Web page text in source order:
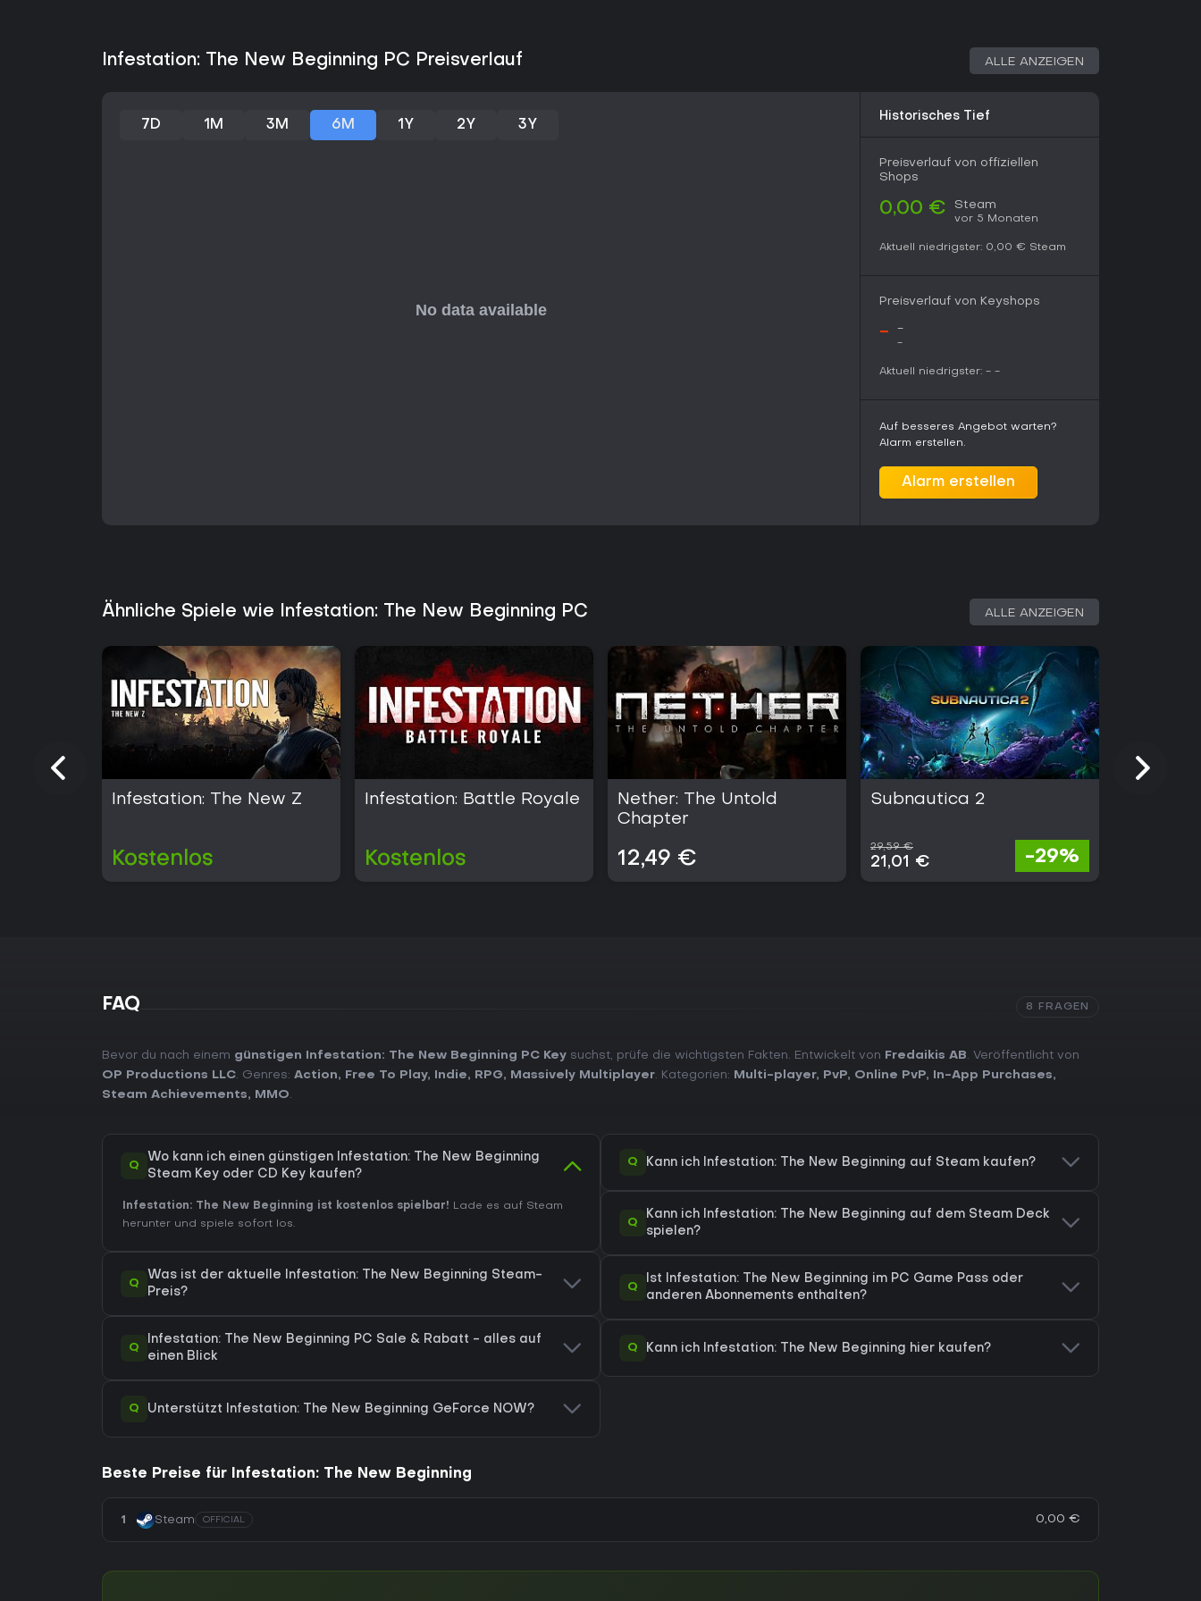
Vielfältige Zombie-Bedrohungen und Loot-Spots
Wenn ihr Hardcore-Survival-Spiele mit hohen Einsätzen und Multiplayer-
als Free to Play. Die Resonanz ist jedoch gemischt: Von 11.037 User-Reviews sind
31 % positiv, aktuelle liegen bei 26 % aus 15 Bewertungen. Es passt zu Gruppen-
polierte Erlebnisse sucht - wegen der rauen Kanten. Für Zombie-Survival-Fans in
Infestation: The New Beginning PC Preisverlauf ALLE ANZEIGEN
7D 1M 3M 6M 1Y 2Y 3Y
Historisches Tief
Preisverlauf von offiziellen
Shops
0,00 € Steam
vor 5 Monaten
Aktuell niedrigster: 0,00 € Steam
Preisverlauf von Keyshops
- -
-
Aktuell niedrigster: - -
Auf besseres Angebot warten?
Alarm erstellen.
Alarm erstellen
Ähnliche Spiele wie Infestation: The New Beginning PC ALLE ANZEIGEN
Infestation: The New Z
Kostenlos
Infestation: Battle Royale
Kostenlos
Nether: The Untold
Chapter
12,49 €
Subnautica 2
29,59 €
21,01 € -29%
FAQ 8 FRAGEN
Bevor du nach einem günstigen Infestation: The New Beginning PC Key suchst, prüfe die wichtigsten Fakten. Entwickelt von Fredaikis AB. Veröffentlicht von
OP Productions LLC. Genres: Action, Free To Play, Indie, RPG, Massively Multiplayer. Kategorien: Multi-player, PvP, Online PvP, In-App Purchases,
Steam Achievements, MMO.
Q
Wo kann ich einen günstigen Infestation: The New Beginning
Steam Key oder CD Key kaufen?
Infestation: The New Beginning ist kostenlos spielbar! Lade es auf Steam
herunter und spiele sofort los.
Q
Was ist der aktuelle Infestation: The New Beginning Steam-
Preis?
Q
Infestation: The New Beginning PC Sale & Rabatt - alles auf
einen Blick
Q Unterstützt Infestation: The New Beginning GeForce NOW?
Q Kann ich Infestation: The New Beginning auf Steam kaufen?
Q
Kann ich Infestation: The New Beginning auf dem Steam Deck
spielen?
Q
Ist Infestation: The New Beginning im PC Game Pass oder
anderen Abonnements enthalten?
Q Kann ich Infestation: The New Beginning hier kaufen?
Beste Preise für Infestation: The New Beginning
1 Steam OFFICIAL 0,00 €